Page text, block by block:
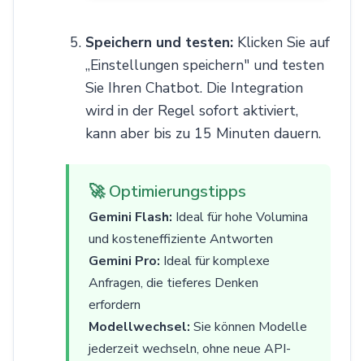
Speichern und testen: Klicken Sie auf
„Einstellungen speichern" und testen
Sie Ihren Chatbot. Die Integration
wird in der Regel sofort aktiviert,
kann aber bis zu 15 Minuten dauern.
🚀 Optimierungstipps
Gemini Flash: Ideal für hohe Volumina
und kosteneffiziente Antworten
Gemini Pro: Ideal für komplexe
Anfragen, die tieferes Denken
erfordern
Modellwechsel: Sie können Modelle
jederzeit wechseln, ohne neue API-